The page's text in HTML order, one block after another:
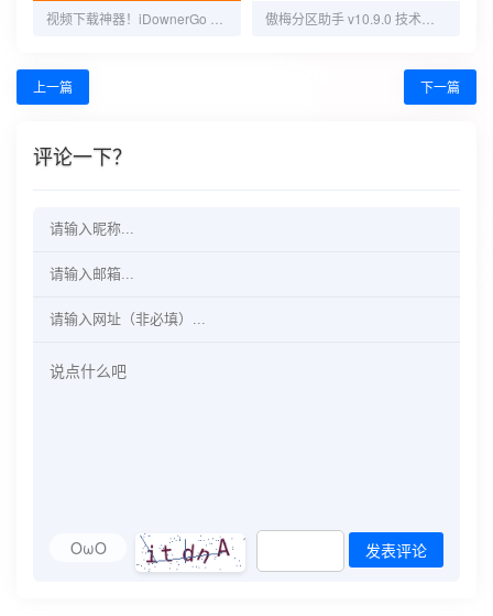
上一篇 下一篇
评论一下？
OωO 发表评论